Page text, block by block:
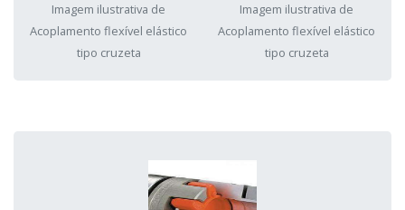
Imagem ilustrativa de
Acoplamento flexível elástico
tipo cruzeta
Imagem ilustrativa de
Acoplamento flexível elástico
tipo cruzeta